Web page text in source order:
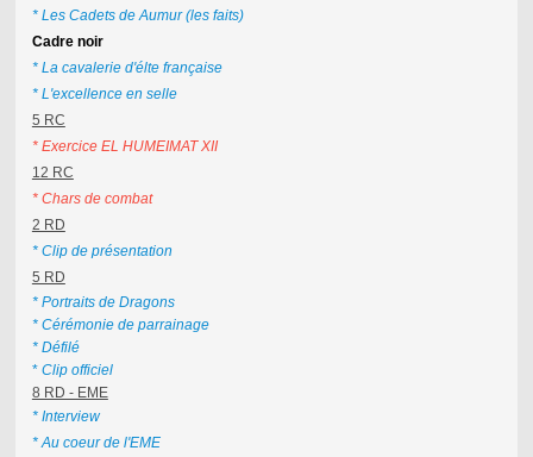
* Les Cadets de Aumur (les faits)
Cadre noir
* La cavalerie d'élte française
* L'excellence en selle
5 RC
* Exercice EL HUMEIMAT XII
12 RC
* Chars de combat
2 RD
* Clip de présentation
5 RD
* Portraits de Dragons
* Cérémonie de parrainage
* Défilé
* Clip officiel
8 RD - EME
* Interview
* Au coeur de l'EME